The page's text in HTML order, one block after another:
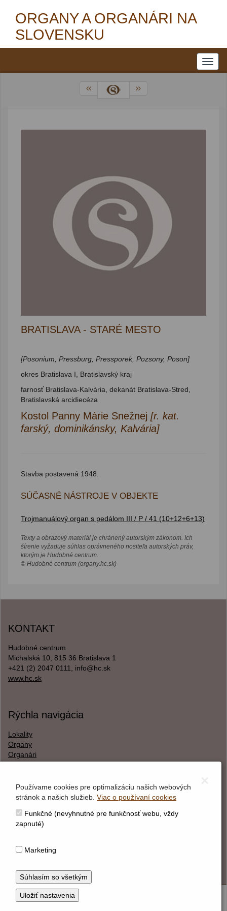
ORGANY A ORGANÁRI NA
SLOVENSKU
BRATISLAVA - STARÉ MESTO
[Posonium, Pressburg, Pressporek, Pozsony, Poson]
okres Bratislava I, Bratislavský kraj
farnosť Bratislava-Kalvária, dekanát Bratislava-Stred,
Bratislavská arcidiecéza
Kostol Panny Márie Snežnej [r. kat.
farský, dominikánsky, Kalvária]
Stavba postavená 1948.
SÚČASNÉ NÁSTROJE V OBJEKTE
Trojmanuálový organ s pedálom III / P / 41 (10+12+6+13)
Texty a obrazový materiál je chránený autorským zákonom. Ich
šírenie vyžaduje súhlas oprávneného nositeľa autorských práv,
ktorým je Hudobné centrum.
© Hudobné centrum (organy.hc.sk)
KONTAKT
Hudobné centrum
Michalská 10, 815 36 Bratislava 1
+421 (2) 2047 0111, info@hc.sk
www.hc.sk
Rýchla navigácia
Lokality
Organy
Organári
O webstránke
Správca obsahu
Vyhlásenie o cookies
© Hudobné centrum 2026
Používame cookies pre optimalizáciu našich webových
stránok a našich služieb. Viac o používaní cookies
Funkčné (nevyhnutné pre funkčnosť webu, vždy
zapnuté)
Marketing